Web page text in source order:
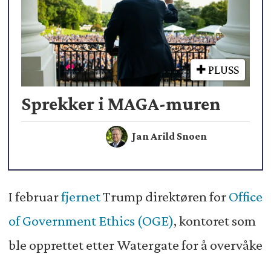
PLUSS
Sprekker i MAGA-muren
Jan Arild Snoen
I februarfjernetTrump direktøren forOffice
of Government Ethics (OGE), kontoret som
ble opprettet etter Watergate for å overvåke